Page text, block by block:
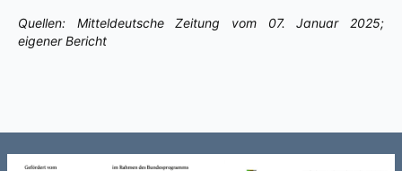
Quellen: Mitteldeutsche Zeitung vom 07. Januar 2025;
eigener Bericht